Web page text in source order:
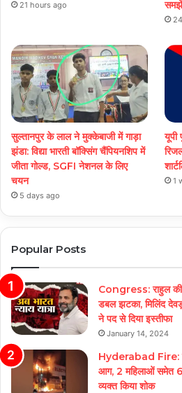
21 hours ago
सुल्तानपुर के लाल ने मुक्केबाजी में गाड़ा
झंडा: विद्या भारती बॉक्सिंग चैंपियनशिप में
जीता गोल्ड, SGFI नेशनल के लिए
चयन
5 days ago
यूपी
1
Popular Posts
Congress: राहुल की
डबल झटका, मिलिंद
ने पद से दिया इस्तीफा
January 14, 2024
Hyderabad Fire:
आग, 2 महिलाओं समेत 6
व्यक्त किया शोक